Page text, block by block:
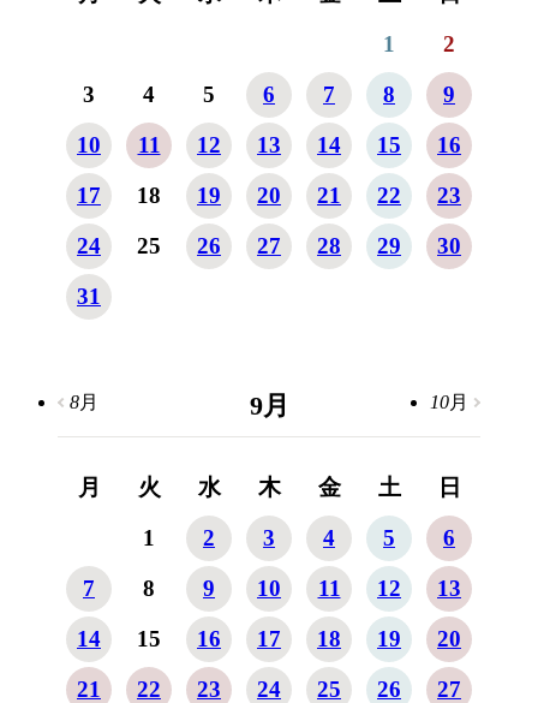
1
2
3
4 5 6 7 8
9
10
11 12 13 14 15
16
17
18 19 20 21 22
23
24
25 26 27 28 29
30
31
9月
月 火 水 木 金 土
日
1
2 3 4 5
6
7
8 9 10 11 12
13
14
15 16 17 18 19
20
21
22 23 24 25 26
27
8月 10月